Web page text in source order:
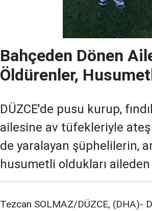
Bahçeden Dönen
Öldürenler,
DÜZCE'de pusu kurup,
ailesine av tüfekleriyle
de yaralayan şüphelilerin,
husumetli oldukları
Tezcan SOLMAZ/DÜZCE, (DHA)-